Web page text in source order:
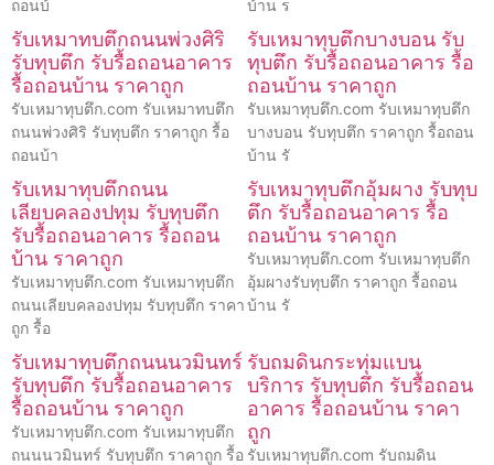
ถอนบ้ บ้าน ร
รับเหมาทบตึกถนนพ่วงศิริ
รับทุบตึก รับรื้อถอนอาคาร
รื้อถอนบ้าน ราคาถูก
รับเหมาทุบตึก.com รับเหมาทบตึก
ถนนพ่วงศิริ รับทุบตึก ราคาถูก รื้อ
ถอนบ้า
รับเหมาทุบตึกบางบอน รับ
ทุบตึก รับรื้อถอนอาคาร รื้อ
ถอนบ้าน ราคาถูก
รับเหมาทุบตึก.com รับเหมาทุบตึก
บางบอน รับทุบตึก ราคาถูก รื้อถอน
บ้าน รั
รับเหมาทุบตึกถนน
เลียบคลองปทุม รับทุบตึก
รับรื้อถอนอาคาร รื้อถอน
บ้าน ราคาถูก
รับเหมาทุบตึก.com รับเหมาทุบตึก
ถนนเลียบคลองปทุม รับทุบตึก ราคา
ถูก รื้อ
รับเหมาทุบตึกอุ้มผาง รับทุบ
ตึก รับรื้อถอนอาคาร รื้อ
ถอนบ้าน ราคาถูก
รับเหมาทุบตึก.com รับเหมาทุบตึก
อุ้มผางรับทุบตึก ราคาถูก รื้อถอน
บ้าน รั
รับเหมาทุบตึกถนนนวมินทร์
รับทุบตึก รับรื้อถอนอาคาร
รื้อถอนบ้าน ราคาถูก
รับเหมาทุบตึก.com รับเหมาทุบตึก
ถนนนวมินทร์ รับทุบตึก ราคาถูก รื้อ
รับถมดินกระทุ่มแบน
บริการ รับทุบตึก รับรื้อถอน
อาคาร รื้อถอนบ้าน ราคา
ถูก
รับเหมาทุบตึก.com รับถมดิน